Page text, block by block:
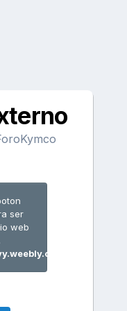
ser
web